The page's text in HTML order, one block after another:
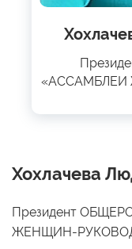
Хохлачева
Президент
ЖЕНЩИН-